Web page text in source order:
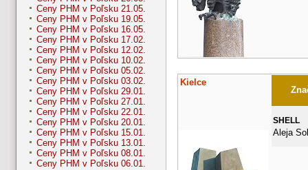
Ceny PHM v Poľsku 21.05.
Ceny PHM v Poľsku 19.05.
Ceny PHM v Poľsku 16.05.
Ceny PHM v Poľsku 17.02.
Ceny PHM v Poľsku 12.02.
Ceny PHM v Poľsku 10.02.
Ceny PHM v Poľsku 05.02.
Ceny PHM v Poľsku 03.02.
Ceny PHM v Poľsku 29.01.
Ceny PHM v Poľsku 27.01.
Ceny PHM v Poľsku 22.01.
Ceny PHM v Poľsku 20.01.
Ceny PHM v Poľsku 15.01.
Ceny PHM v Poľsku 13.01.
Ceny PHM v Poľsku 08.01.
Ceny PHM v Poľsku 06.01.
Kielce
SHELL
Aleja